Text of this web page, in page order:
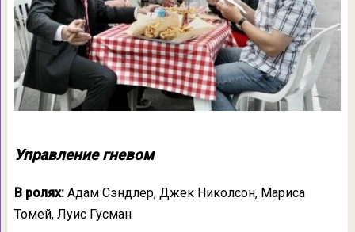
Управление гневом
В ролях:Адам Сэндлер, Джек Николсон, Мариса
Томей, Луис Гусман